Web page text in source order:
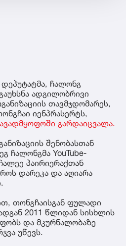
ჩალონგ
ადგილობრივი
თავმჯდომარეს,
იენპრასერტს,
გარდაიცვალა.
შენობასთან
ჩალონგმა YouTube-
პაირიერაქთან
დარეკა და აღიარა
თონგჩაისგან ფულადი
2011 წლიდან სისხლის
და მკურნალობაზე
უწევს.